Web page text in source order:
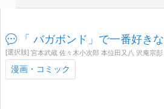
「 バガボンド」で一番好き
宮本武蔵 佐々木小次郎 本位田又八 沢庵宗彭 おつう 城太郎 お杉おばば 新免無二斎 辻風黄平 宍戸梅軒
漫画・コミック